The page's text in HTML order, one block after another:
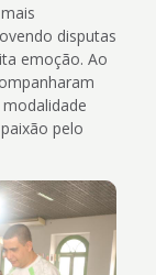
disputas
emoção. Ao
pelo